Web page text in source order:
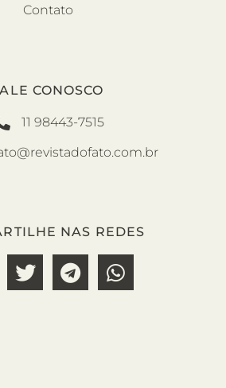
Contato
CONOSCO
11 98443-7515
NAS REDES